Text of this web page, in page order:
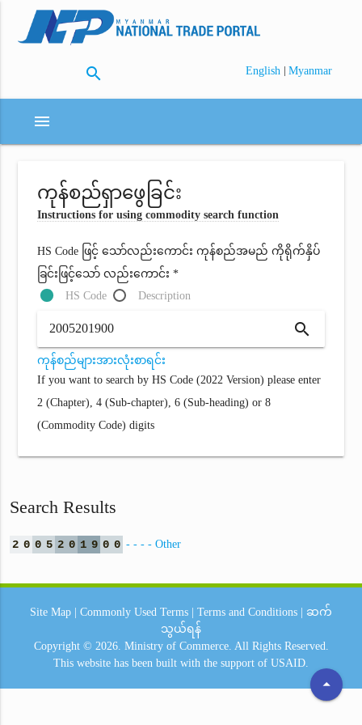
search English | Myanmar
menu
ကုန်စည်ရှာဖွေခြင်း
Instructions for using commodity search function
HS Code ဖြင့် သော်လည်းကောင်း ကုန်စည်အမည် ကိုရိုက်နှိပ်
ခြင်းဖြင့်သော် လည်းကောင်း *
HS Code
Description
search
ကုန်စည်များအားလုံးစာရင်း
If you want to search by HS Code (2022 Version) please enter
2 (Chapter), 4 (Sub-chapter), 6 (Sub-heading) or 8
(Commodity Code) digits
Search Results
2 0 0 5 2 0 1 9 0 0 - - - - Other
arrow_drop_up
Site Map Commonly Used Terms Terms and Conditions
ဆက်
သွယ်ရန်
Copyright © 2026. Ministry of Commerce. All Rights Reserved.
This website has been built with the support of USAID.